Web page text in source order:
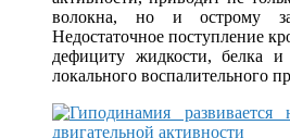
волокна, но и острому
Недостаточное поступление
дефициту жидкости, белка
локального воспалительного